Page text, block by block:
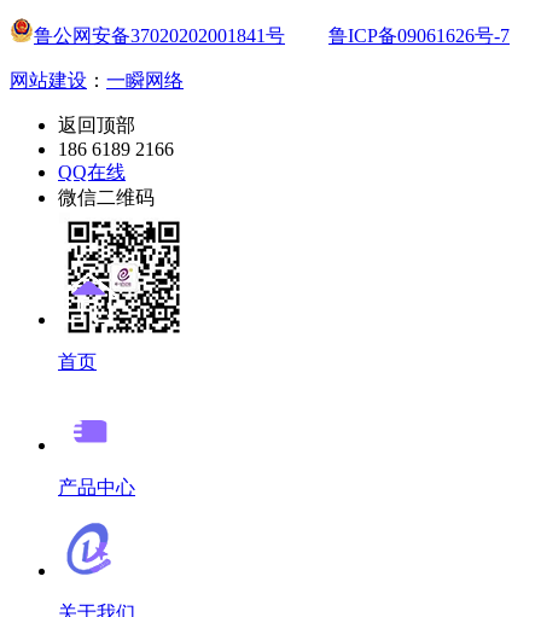
鲁公网安备37020202001841号 鲁ICP备09061626号-7
网站建设 ： 一瞬网络
返回顶部
186 6189 2166
QQ在线
微信二维码
首页
产品中心